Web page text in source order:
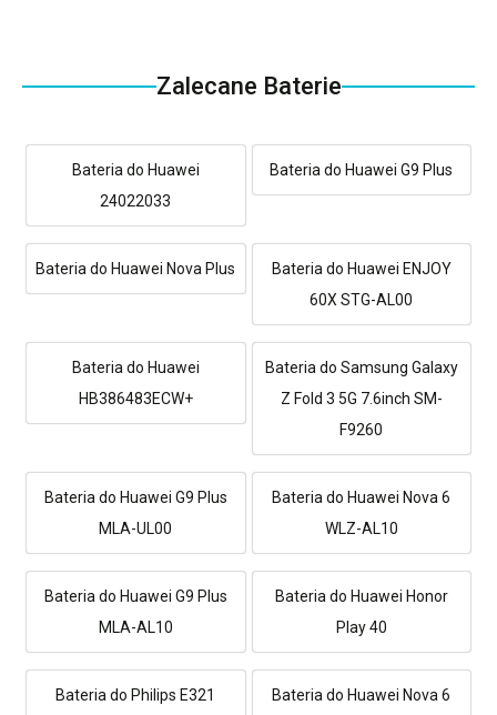
Zalecane Baterie
Bateria do Huawei
24022033
Bateria do Huawei G9 Plus
Bateria do Huawei Nova Plus
Bateria do Huawei ENJOY
60X STG-AL00
Bateria do Huawei
HB386483ECW+
Bateria do Samsung Galaxy
Z Fold 3 5G 7.6inch SM-
F9260
Bateria do Huawei G9 Plus
MLA-UL00
Bateria do Huawei Nova 6
WLZ-AL10
Bateria do Huawei G9 Plus
MLA-AL10
Bateria do Huawei Honor
Play 40
Bateria do Philips E321
Bateria do Huawei Nova 6